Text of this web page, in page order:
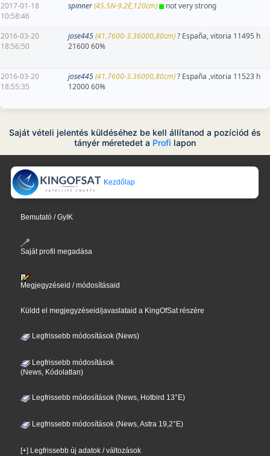
2017-01-18
10:58:46
spinner(45.5N-9.2E,120cm) not very strong
2016-03-20
18:56:50
jose445(41.7600-3.36000,80cm)? España, vitoria 11495 h
21600 60%
2016-03-20
18:55:35
jose445(41.7600-3.36000,80cm)? España ,vitoria 11523 h
12000 60%
Saját vételi jelentés küldéséhez be kell állítanod a pozíciód és
tányér méretedet a Profi lapon
Kezdőlap
Bemutató / GyIK
Saját profil megadása
Megjegyzéseid / módosításaid
Küldd el megjegyzéseid/javaslataid a KingOfSat részére
Legfrissebb módosítások (News)
Legfrissebb módosítások
(News, Kódolatlan)
Legfrissebb módosítások (News, Hotbird 13°E)
Legfrissebb módosítások (News, Astra 19,2°E)
[+] Legfrissebb új adatok / változások